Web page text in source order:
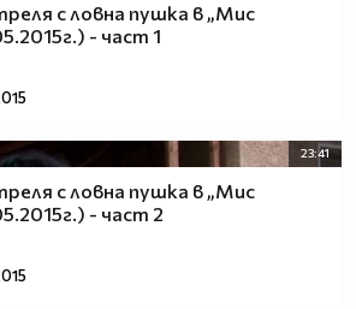
от 17 ноември: четвъртък от 20.00 ч.
с ловна пушка в „Мис
- част 1
23:41
с ловна пушка в „Мис
- част 2